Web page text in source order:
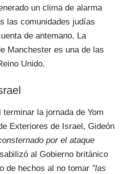
un clima de alarma
las comunidades judías
de antemano. La
Manchester es una de las
Unido.
terminar la jornada de Yom
Exteriores de Israel, Gideón
por el ataque
al Gobierno británico
de hechos al no tomar "las